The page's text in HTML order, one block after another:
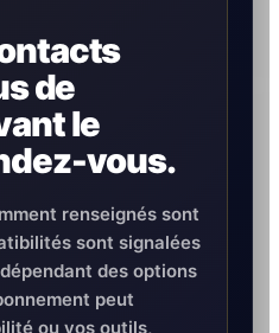
de
le
vous.
renseignés sont
sont signalées
des options
peut
ou vos outils,